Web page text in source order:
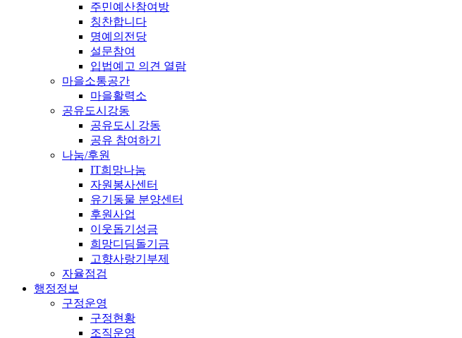
주민예산참여방
칭찬합니다
명예의전당
설문참여
입법예고 의견 열람
마을소통공간
마을활력소
공유도시강동
공유도시 강동
공유 참여하기
나눔/후원
IT희망나눔
자원봉사센터
유기동물 분양센터
후원사업
이웃돕기성금
희망디딤돌기금
고향사랑기부제
자율점검
행정정보
구정운영
구정현황
조직운영